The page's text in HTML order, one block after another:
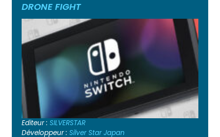
DRONE FIGHT
Editeur : SILVERSTAR
Développeur : Silver Star Japan